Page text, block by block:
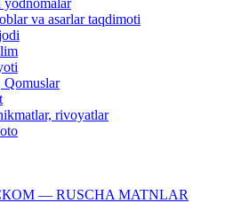
va asarlar taqdimoti
Qomuslar
rivoyatlar
— RUSCHA MATNLAR